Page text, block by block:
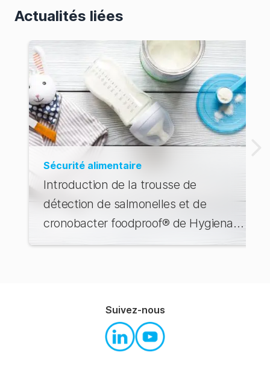
Actualités liées
Sécurité alimentaire
Introduction de la trousse de
détection de salmonelles et de
cronobacter foodproof® de Hygiena :
Un changement de jeu pour la
Suivez-nous